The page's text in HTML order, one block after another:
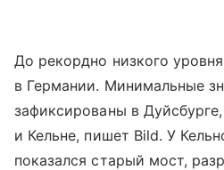
До рекордно низкого
в Германии. Минимальные
зафиксированы в
и Кельне, пишет Bild. У
показался старый мост,